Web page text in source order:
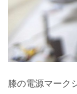
膝の電源マーク